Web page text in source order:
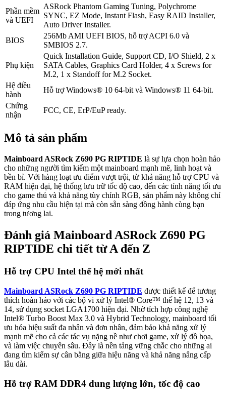
Phần mềm
và UEFI
ASRock Phantom Gaming Tuning, Polychrome
SYNC, EZ Mode, Instant Flash, Easy RAID Installer,
Auto Driver Installer.
BIOS
256Mb AMI UEFI BIOS, hỗ trợ ACPI 6.0 và
SMBIOS 2.7.
Phụ kiện
Quick Installation Guide, Support CD, I/O Shield, 2 x
SATA Cables, Graphics Card Holder, 4 x Screws for
M.2, 1 x Standoff for M.2 Socket.
Hệ điều
hành
Hỗ trợ Windows® 10 64-bit và Windows® 11 64-bit.
Chứng
nhận
FCC, CE, ErP/EuP ready.
Mô tả sản phẩm
Mainboard ASRock Z690 PG RIPTIDE là sự lựa chọn hoàn hảo
cho những người tìm kiếm một mainboard mạnh mẽ, linh hoạt và
bền bỉ. Với hàng loạt ưu điểm vượt trội, từ khả năng hỗ trợ CPU và
RAM hiện đại, hệ thống lưu trữ tốc độ cao, đến các tính năng tối ưu
cho game thủ và khả năng tùy chỉnh RGB, sản phẩm này không chỉ
đáp ứng nhu cầu hiện tại mà còn sẵn sàng đồng hành cùng bạn
trong tương lai.
Đánh giá Mainboard ASRock Z690 PG
RIPTIDE chi tiết từ A đến Z
Hỗ trợ CPU Intel thế hệ mới nhất
Mainboard ASRock Z690 PG RIPTIDE được thiết kế để tương
thích hoàn hảo với các bộ vi xử lý Intel® Core™ thế hệ 12, 13 và
14, sử dụng socket LGA1700 hiện đại. Nhờ tích hợp công nghệ
Intel® Turbo Boost Max 3.0 và Hybrid Technology, mainboard tối
ưu hóa hiệu suất đa nhân và đơn nhân, đảm bảo khả năng xử lý
mạnh mẽ cho cả các tác vụ nặng nề như chơi game, xử lý đồ họa,
và làm việc chuyên sâu. Đây là nền tảng vững chắc cho những ai
đang tìm kiếm sự cân bằng giữa hiệu năng và khả năng nâng cấp
lâu dài.
Hỗ trợ RAM DDR4 dung lượng lớn, tốc độ cao